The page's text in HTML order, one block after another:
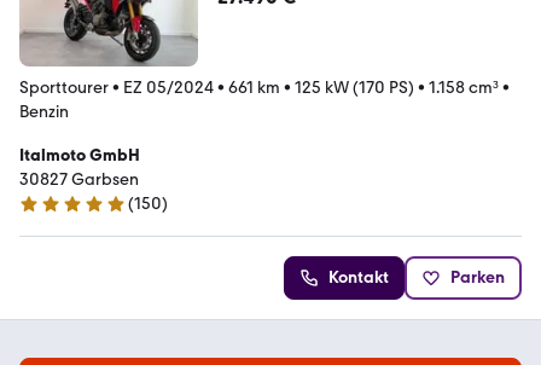
Sporttourer• EZ 05/2024• 661 km • 125 kW (170 PS) • 1.158 cm³•
Benzin
Italmoto GmbH
30827 Garbsen
5 Sterne
(150)
Kontakt Parken